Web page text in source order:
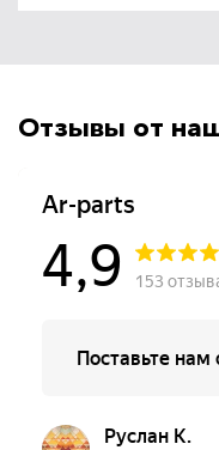
Отзывы от